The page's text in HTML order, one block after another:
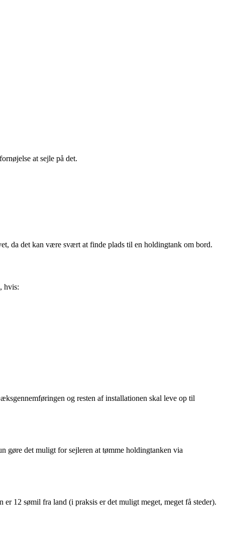
at sejle på det.
da det kan være svært at finde plads til en holdingtank om bord.
hvis:
og resten af installationen skal leve op til
gøre det muligt for sejleren at tømme holdingtanken via
12 sømil fra land (i praksis er det muligt meget, meget få steder).